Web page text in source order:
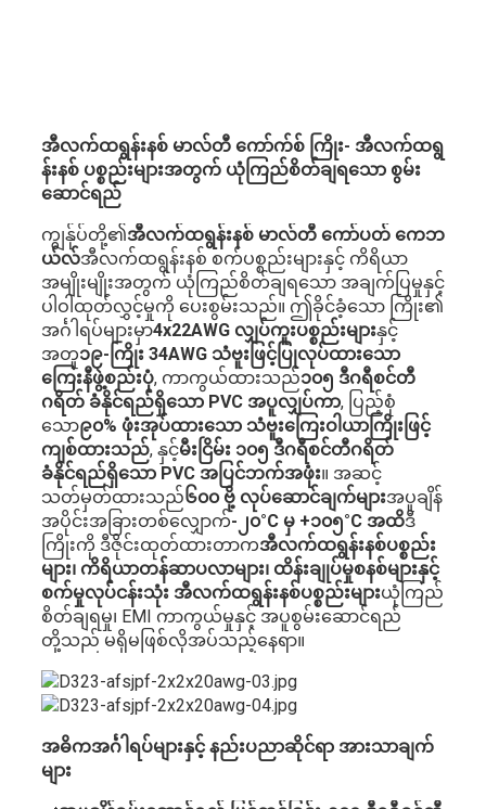
အီလက်ထရွန်းနစ် မာလ်တီ ကော်က်စ် ကြိုး- အီလက်ထရွ
န်းနစ် ပစ္စည်းများအတွက် ယုံကြည်စိတ်ချရသော စွမ်း
ဆောင်ရည်
ကျွန်ုပ်တို့၏အီလက်ထရွန်းနစ် မာလ်တီ ကော်ပတ် ကေဘ
ယ်လ်အီလက်ထရွန်းနစ် စက်ပစ္စည်းများနှင့် ကိရိယာ
အမျိုးမျိုးအတွက် ယုံကြည်စိတ်ချရသော အချက်ပြမှုနှင့်
ပါဝါထုတ်လွှင့်မှုကို ပေးစွမ်းသည်။ ဤခိုင်ခံ့သော ကြိုး၏
အင်္ဂါရပ်များမှာ4x22AWG လျှပ်ကူးပစ္စည်းများနှင့်
အတူ၁၉-ကြိုး 34AWG သံဗူးဖြင့်ပြုလုပ်ထားသော
ကြေးနီဖွဲ့စည်းပုံ, ကာကွယ်ထားသည်၁၀၅ ဒီဂရီစင်တီ
ဂရိတ် ခံနိုင်ရည်ရှိသော PVC အပူလျှပ်ကာ, ပြည့်စုံ
သော၉၀% ဖုံးအုပ်ထားသော သံဗူးကြေးဝါယာကြိုးဖြင့်
ကျစ်ထားသည်, နှင့်မီးငြိမ်း ၁၀၅ ဒီဂရီစင်တီဂရိတ်
ခံနိုင်ရည်ရှိသော PVC အပြင်ဘက်အဖုံး။ အဆင့်
သတ်မှတ်ထားသည်၆၀၀ ဗို့ လုပ်ဆောင်ချက်များအပူချိန်
အပိုင်းအခြားတစ်လျှောက်-၂၀°C မှ +၁၀၅°C အထိဒီ
ကြိုးကို ဒီဇိုင်းထုတ်ထားတာကအီလက်ထရွန်းနစ်ပစ္စည်း
များ၊ ကိရိယာတန်ဆာပလာများ၊ ထိန်းချုပ်မှုစနစ်များနှင့်
စက်မှုလုပ်ငန်းသုံး အီလက်ထရွန်းနစ်ပစ္စည်းများယုံကြည်
စိတ်ချရမှု၊ EMI ကာကွယ်မှုနှင့် အပူစွမ်းဆောင်ရည်
တို့သည် မရှိမဖြစ်လိုအပ်သည့်နေရာ။
အဓိကအင်္ဂါရပ်များနှင့် နည်းပညာဆိုင်ရာ အားသာချက်
များ